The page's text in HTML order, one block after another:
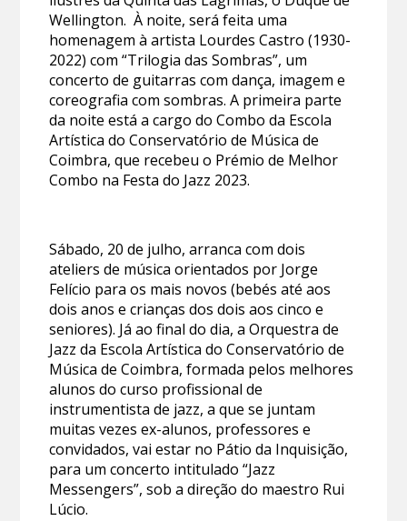
Wellington. À noite, será feita uma
homenagem à artista Lourdes Castro (1930-
2022) com “Trilogia das Sombras”, um
concerto de guitarras com dança, imagem e
coreografia com sombras. A primeira parte
da noite está a cargo do Combo da Escola
Artística do Conservatório de Música de
Coimbra, que recebeu o Prémio de Melhor
Combo na Festa do Jazz 2023.
Sábado, 20 de julho, arranca com dois
ateliers de música orientados por Jorge
Felício para os mais novos (bebés até aos
dois anos e crianças dos dois aos cinco e
seniores). Já ao final do dia, a Orquestra de
Jazz da Escola Artística do Conservatório de
Música de Coimbra, formada pelos melhores
alunos do curso profissional de
instrumentista de jazz, a que se juntam
muitas vezes ex-alunos, professores e
convidados, vai estar no Pátio da Inquisição,
para um concerto intitulado “Jazz
Messengers”, sob a direção do maestro Rui
Lúcio.